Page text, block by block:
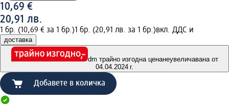
10,69 €
20,91 лв.
1 бр. (10,69 € за 1 бр.)1 бр. (20,91 лв. за 1 бр.)вкл. ДДС и
доставка
dm трайно изгодна ценанеувеличавана от
04.04.2024 г.
Добавете в количка